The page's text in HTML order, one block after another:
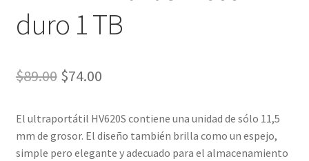
duro 1 TB
$89.00 El
original
era:
$74.00El
actual
es:
El ultraportátil HV620S contiene una unidad de sólo 11,5
mm de grosor. El diseño también brilla como un espejo,
simple pero elegante y adecuado para el almacenamiento